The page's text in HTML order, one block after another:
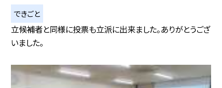
できごと
立候補者と同様に投票も立派に出来ました。ありがとうござ
いました。